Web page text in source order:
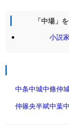
「中場」
小説家
中条中城中條仲
仲篠央半斌中葉